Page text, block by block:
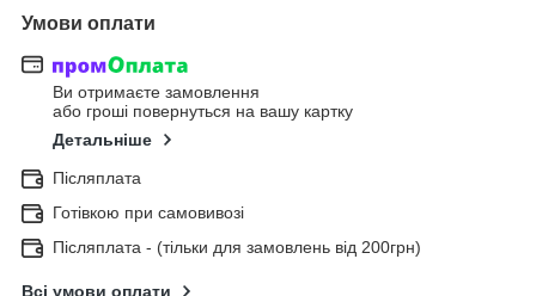
Умови оплати
Ви отримаєте замовлення
або гроші повернуться на вашу картку
Детальніше
Післяплата
Готівкою при самовивозі
Післяплата - (тільки для замовлень від 200грн)
Всі умови оплати